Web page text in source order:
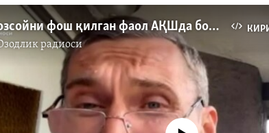
Шоввозсойни фош қилган фаол АҚШда бошпана изламоқда
радиоси
Айни дамда медиа-манба мавжуд